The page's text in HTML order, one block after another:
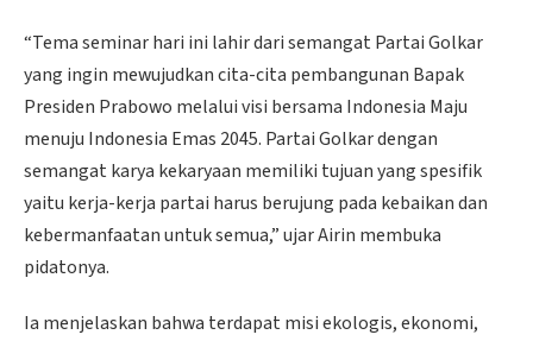
“Tema seminar hari ini lahir dari semangat Partai Golkar
yang ingin mewujudkan cita-cita pembangunan Bapak
Presiden Prabowo melalui visi bersama Indonesia Maju
menuju Indonesia Emas 2045. Partai Golkar dengan
semangat karya kekaryaan memiliki tujuan yang spesifik
yaitu kerja-kerja partai harus berujung pada kebaikan dan
kebermanfaatan untuk semua,” ujar Airin membuka
pidatonya.
Ia menjelaskan bahwa terdapat misi ekologis, ekonomi,